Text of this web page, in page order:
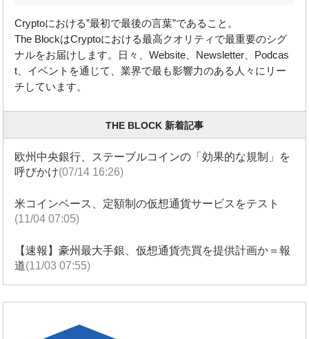
Cryptoにおける”最初で最後の言葉”であること。
The BlockはCryptoにおける最高クオリティで最重要のシグ
ナルをお届けします。日々、Website、Newsletter、Podcas
t、イベントを通じて、業界で最も影響力のある人々にリー
チしています。
THE BLOCK 新着記事
欧州中央銀行、ステーブルコインの「効果的な規制」を
呼びかけ(07/14 16:26)
米コインベース、定額制の仮想通貨サービスをテスト
(11/04 07:05)
【速報】豪州最大手銀、仮想通貨売買を提供計画か＝報
道(11/03 07:55)